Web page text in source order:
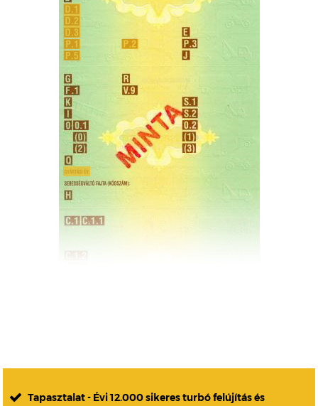
Tapasztalat - Évi 12.000 sikeres turbó felújítás és